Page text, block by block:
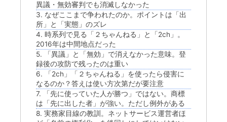
異議・無効審判でも消滅しなかった
3. なぜここまで争われたのか。ポイントは「出
所」と「実態」のズレ
4. 時系列で見る「２ちゃんねる」と「2ch」。
2016年は中間地点だった
5. 「異議」と「無効」で消えなかった意味。登
録後の攻防で残ったのは重い
6. 「2ch」「２ちゃんねる」を使ったら侵害に
なるのか？答えは使い方次第だが要注意
7. 「先に使っていた人が勝つ」ではない。商標
は「先に出した者」が強い。ただし例外がある
8. 実務家目線の教訓。ネットサービス運営者ほ